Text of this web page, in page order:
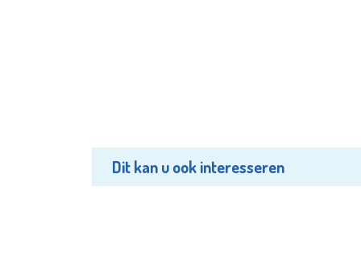
Dit kan u ook interesseren